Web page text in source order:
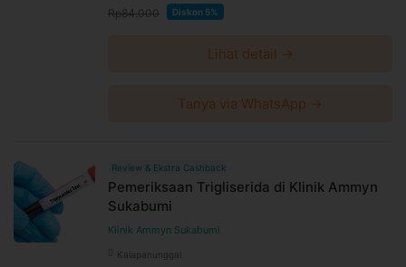
Rp84.000 Diskon 5%
Lihat detail →
Tanya via WhatsApp →
Review & Ekstra Cashback
Pemeriksaan Trigliserida di Klinik Ammyn
Sukabumi
Klinik Ammyn Sukabumi
Kalapanunggal